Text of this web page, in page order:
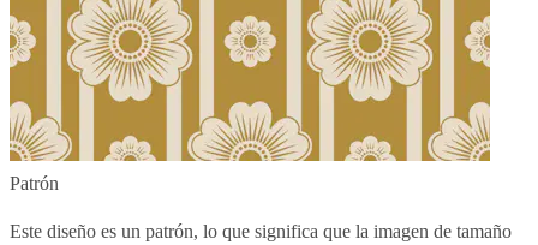
Patrón
Este diseño es un patrón, lo que significa que la imagen de tamaño